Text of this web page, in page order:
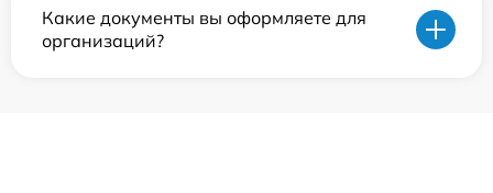
Какие документы вы оформляете для
организаций?